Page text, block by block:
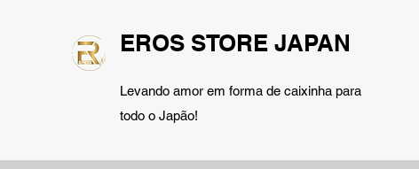
EROS STORE JAPAN
Levando amor em forma de caixinha para
todo o Japão!